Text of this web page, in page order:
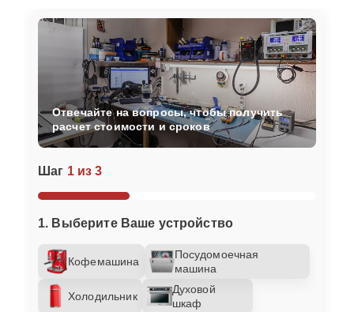
Шаг 1 из 3
1. Выберите Ваше устройство
Кофемашина
Посудомоечная
машина
Холодильник
Духовой
шкаф
Отвечайте на вопросы, чтобы получить
расчет стоимости и сроков